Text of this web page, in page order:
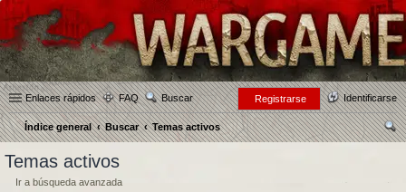
Enlaces rápidos FAQ Buscar Identificarse
Registrarse
Índice general Buscar
Temas activos
Temas activos
Ir a búsqueda avanzada